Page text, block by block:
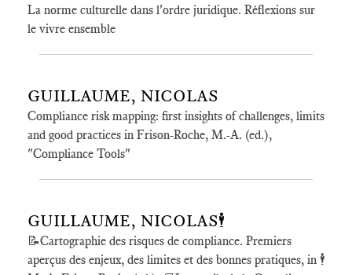
La norme culturelle dans l'ordre juridique. Réflexions sur
le vivre ensemble
GUILLAUME, NICOLAS
Compliance risk mapping: first insights of challenges, limits
and good practices in Frison-Roche, M.-A. (ed.),
"Compliance Tools"
GUILLAUME, NICOLAS🕴️
📝Cartographie des risques de compliance. Premiers
aperçus des enjeux, des limites et des bonnes pratiques, in 🕴️